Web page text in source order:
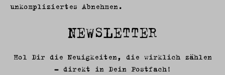
unkompliziertes Abnehmen.
NEWSLETTER
Hol Dir die Neuigkeiten, die wirklich zählen
– direkt in Dein Postfach!